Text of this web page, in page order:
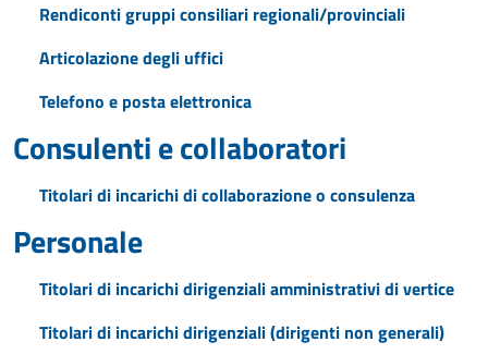
Rendiconti gruppi consiliari regionali/provinciali
Articolazione degli uffici
Telefono e posta elettronica
Consulenti e collaboratori
Titolari di incarichi di collaborazione o consulenza
Personale
Titolari di incarichi dirigenziali amministrativi di vertice
Titolari di incarichi dirigenziali (dirigenti non generali)